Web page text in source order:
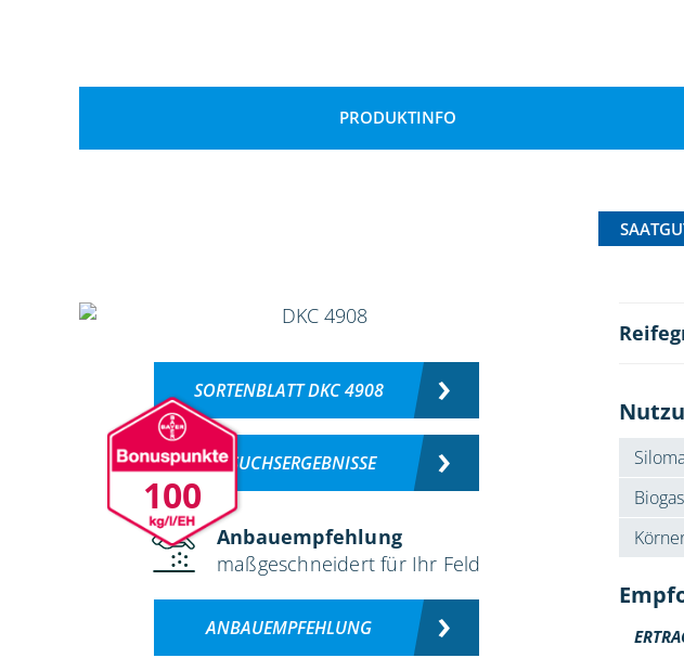
PRODUKTINFO
100
SORTENBLATT DKC 4908
VERSUCHSERGEBNISSE
Anbauempfehlung
maßgeschneidert für Ihr Feld
ANBAUEMPFEHLUNG